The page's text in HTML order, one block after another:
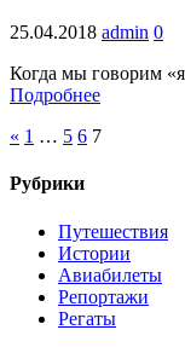
25.04.2018 admin 0
Когда мы говорим
Подробнее
« 1 … 5 6 7
Рубрики
Путешествия
Истории
Авиабилеты
Репортажи
Регаты